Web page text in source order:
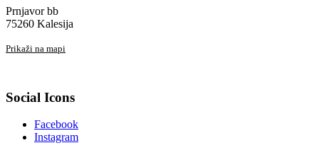
Prnjavor bb
75260 Kalesija
Prikaži na mapi
Social Icons
Facebook
Instagram